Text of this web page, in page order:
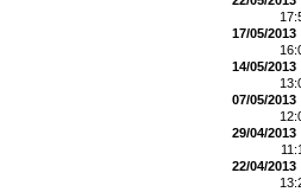
17/05/2013
14/05/2013
07/05/2013
29/04/2013
22/04/2013